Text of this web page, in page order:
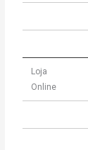
Loja
Online